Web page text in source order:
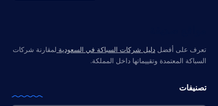
تعرف على أفضل دليل شركات السباكة في السعودية لمقارنة شركات
السباكة المعتمدة وتقييماتها داخل المملكة.
تصنيفات